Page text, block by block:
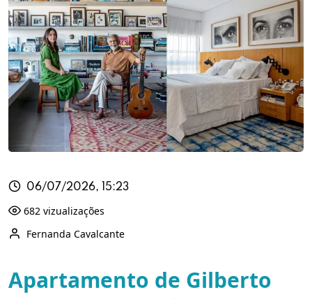
06/07/2026, 15:23
682 vizualizações
Fernanda Cavalcante
Apartamento de Gilberto